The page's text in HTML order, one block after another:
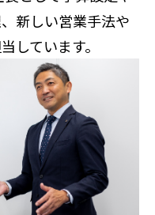
新しい営業手法や
しています。